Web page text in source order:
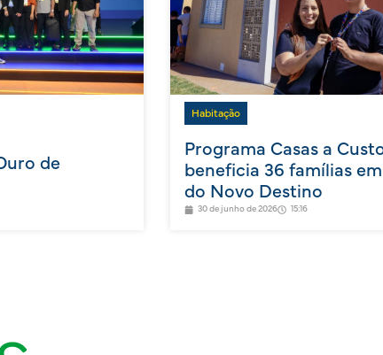
de
Habitação
Programa Casas a
beneficia 36 famílias
do Novo Destino
30 de junho de 2026 15:16